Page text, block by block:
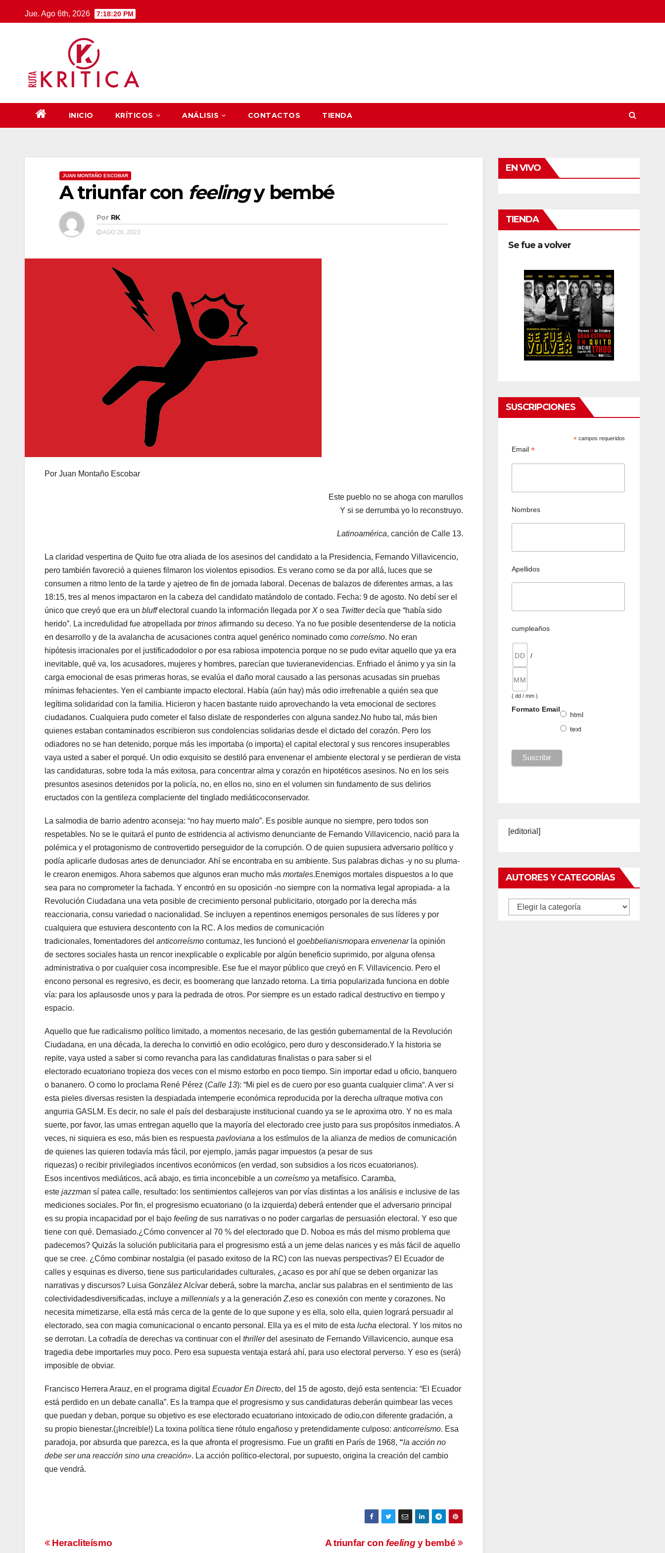
al
Jue. Ago 6th, 2026 7:18:21 PM
INICIO KRÍTICOS ANÁLISIS CONTACTOS TIENDA
JUAN MONTAÑO ESCOBAR
A triunfar con feelingy bembé
Por RK
AGO 26, 2023
Por Juan Montaño Escobar
Este pueblo no se ahoga con marullos
Y si se derrumba yo lo reconstruyo.
Latinoamérica, canción de Calle 13.
​La claridad vespertina de Quito fue otra aliada de los asesinos del candidato a la Presidencia, Fernando Villavicencio,
pero también favoreció a quienes filmaron los violentos episodios. Es verano como se da por allá, luces que se
consumen a ritmo lento de la tarde y ajetreo de fin de jornada laboral. Decenas de balazos de diferentes armas, a las
18:15, tres al menos impactaron en la cabeza del candidato matándolo de contado. Fecha: 9 de agosto. No debí ser el
único que creyó que era un bluffelectoral cuando la información llegada por X o sea Twitterdecía que “había sido
herido”. La incredulidad fue atropellada por trinos afirmando su deceso. Ya no fue posible desentenderse de la noticia
en desarrollo y de la avalancha de acusaciones contra aquel genérico nominado como correísmo. No eran
hipótesis irracionales por el justificadodolor o por esa rabiosa impotencia porque no se pudo evitar aquello que ya era
inevitable, qué va, los acusadores, mujeres y hombres, parecían que tuvieranevidencias. Enfriado el ánimo y ya sin la
carga emocional de esas primeras horas, se evalúa el daño moral causado a las personas acusadas sin pruebas
mínimas fehacientes. Yen el cambiante impacto electoral. Había (aún hay) más odio irrefrenable a quién sea que
legítima solidaridad con la familia. Hicieron y hacen bastante ruido aprovechando la veta emocional de sectores
ciudadanos. Cualquiera pudo cometer el falso dislate de responderles con alguna sandez.No hubo tal, más bien
quienes estaban contaminados escribieron sus condolencias solidarias desde el dictado del corazón. Pero los
odiadores no se han detenido, porque más les importaba (o importa) el capital electoral y sus rencores insuperables
vaya usted a saber el porqué. Un odio exquisito se destiló para envenenar el ambiente electoral y se perdieran de vista
las candidaturas, sobre toda la más exitosa, para concentrar alma y corazón en hipotéticos asesinos. No en los seis
presuntos asesinos detenidos por la policía, no, en ellos no, sino en el volumen sin fundamento de sus delirios
eructados con la gentileza complaciente del tinglado mediáticoconservador.
​La salmodia de barrio adentro aconseja: “no hay muerto malo”. Es posible aunque no siempre, pero todos son
respetables. No se le quitará el punto de estridencia al activismo denunciante de Fernando Villavicencio, nació para la
polémica y el protagonismo de controvertido perseguidor de la corrupción. O de quien supusiera adversario político y
podía aplicarle dudosas artes de denunciador. Ahí se encontraba en su ambiente. Sus palabras dichas -y no su pluma-
le crearon enemigos. Ahora sabemos que algunos eran mucho más mortales.Enemigos mortales dispuestos a lo que
sea para no comprometer la fachada. Y encontró en su oposición -no siempre con la normativa legal apropiada- a la
Revolución Ciudadana una veta posible de crecimiento personal publicitario, otorgado por la derecha más
reaccionaria, consu variedad o nacionalidad. Se incluyen a repentinos enemigos personales de sus líderes y por
cualquiera que estuviera descontento con la RC. A los medios de comunicación
tradicionales, fomentadores del anticorreísmo contumaz, les funcionó el goebbelianismopara envenenarla opinión
de sectores sociales hasta un rencor inexplicable o explicable por algún beneficio suprimido, por alguna ofensa
administrativa o por cualquier cosa incompresible. Ese fue el mayor público que creyó en F. Villavicencio. Pero el
encono personal es regresivo, es decir, es boomerang que lanzado retorna. La tirria popularizada funciona en doble
vía: para los aplausosde unos y para la pedrada de otros. Por siempre es un estado radical destructivo en tiempo y
espacio.
​Aquello que fue radicalismo político limitado, a momentos necesario, de las gestión gubernamental de la Revolución
Ciudadana, en una década, la derecha lo convirtió en odio ecológico, pero duro y desconsiderado.Y la historia se
repite, vaya usted a saber si como revancha para las candidaturas finalistas o para saber si el
electorado ecuatoriano tropieza dos veces con el mismo estorbo en poco tiempo. Sin importar edad u oficio, banquero
o bananero. O como lo proclama René Pérez (Calle 13): “Mi piel es de cuero por eso guanta cualquier clima“. A ver si
esta pieles diversas resisten la despiadada intemperie económica reproducida por la derecha ultraque motiva con
angurria GASLM. Es decir, no sale el país del desbarajuste institucional cuando ya se le aproxima otro. Y no es mala
suerte, por favor, las urnas entregan aquello que la mayoría del electorado cree justo para sus propósitos inmediatos. A
veces, ni siquiera es eso, más bien es respuesta pavloviana a los estímulos de la alianza de medios de comunicación
de quienes las quieren todavía más fácil, por ejemplo, jamás pagar impuestos (a pesar de sus
riquezas) o recibir privilegiados incentivos económicos (en verdad, son subsidios a los ricos ecuatorianos).
Esos incentivos mediáticos, acá abajo, es tirria inconcebible a un correísmo ya metafísico. Caramba,
este jazzman sí patea calle, resultado: los sentimientos callejeros van por vías distintas a los análisis e inclusive de las
mediciones sociales. Por fin, el progresismo ecuatoriano (o la izquierda) deberá entender que el adversario principal
es su propia incapacidad por el bajo feeling de sus narrativas o no poder cargarlas de persuasión electoral. Y eso que
tiene con qué. Demasiado.¿Cómo convencer al 70 % del electorado que D. Noboa es más del mismo problema que
padecemos? Quizás la solución publicitaria para el progresismo está a un jeme delas narices y es más fácil de aquello
que se cree. ¿Cómo combinar nostalgia (el pasado exitoso de la RC) con las nuevas perspectivas? El Ecuador de
calles y esquinas es diverso, tiene sus particularidades culturales, ¿acaso es por ahí que se deben organizar las
narrativas y discursos? Luisa González Alcívar deberá, sobre la marcha, anclar sus palabras en el sentimiento de las
colectividadesdiversificadas, incluye a millennials y a la generación Z,eso es conexión con mente y corazones. No
necesita mimetizarse, ella está más cerca de la gente de lo que supone y es ella, solo ella, quien logrará persuadir al
electorado, sea con magia comunicacional o encanto personal. Ella ya es el mito de esta lucha electoral. Y los mitos no
se derrotan. La cofradía de derechas va continuar con el thrillerdel asesinato de Fernando Villavicencio, aunque esa
tragedia debe importarles muy poco. Pero esa supuesta ventaja estará ahí, para uso electoral perverso. Y eso es (será)
imposible de obviar.
​Francisco Herrera Arauz, en el programa digital Ecuador En Directo, del 15 de agosto, dejó esta sentencia: “El Ecuador
está perdido en un debate canalla”. Es la trampa que el progresismo y sus candidaturas deberán quimbear las veces
que puedan y deban, porque su objetivo es ese electorado ecuatoriano intoxicado de odio,con diferente gradación, a
su propio bienestar.(¡Increible!) La toxina política tiene rótulo engañoso y pretendidamente culposo: anticorreísmo. Esa
paradoja, por absurda que parezca, es la que afronta el progresismo. Fue un grafiti en París de 1968, “la acción no
debe ser una reacción sino una creación». La acción político-electoral, por supuesto, origina la creación del cambio
que vendrá.
Navegación
A triunfar con feelingy bembé
Heracliteísmo
EN VIVO
TIENDA
Se fue a volver
SUSCRIPCIONES
* campos requeridos
Email *
Nombres
Apellidos
cumpleaños
/
( dd / mm )
Formato Email
html
text
[editorial]
AUTORES Y CATEGORÍAS
Autores